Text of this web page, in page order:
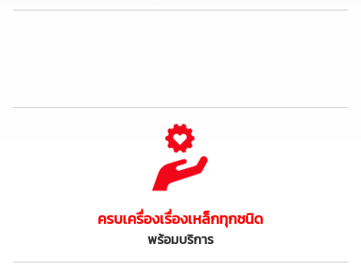
ครบเครื่องเรื่องเหล็กทุกชนิด
พร้อมบริการ